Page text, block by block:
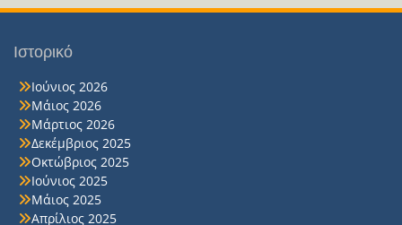
Ιστορικό
Ιούνιος 2026
Μάιος 2026
Μάρτιος 2026
Δεκέμβριος 2025
Οκτώβριος 2025
Ιούνιος 2025
Μάιος 2025
Απρίλιος 2025